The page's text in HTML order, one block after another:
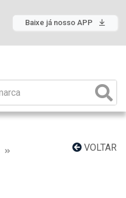
Baixe já nosso APP
VOLTAR